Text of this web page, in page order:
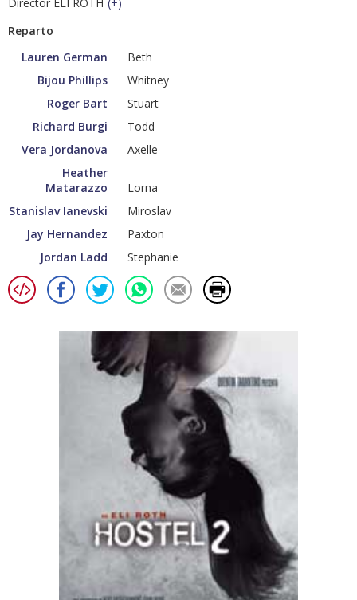
Reparto
Lauren German
Beth
Bijou Phillips
Whitney
Roger Bart
Stuart
Richard Burgi
Todd
Vera Jordanova
Axelle
Heather
Matarazzo
Lorna
Stanislav Ianevski
Miroslav
Jay Hernandez
Paxton
Jordan Ladd
Stephanie